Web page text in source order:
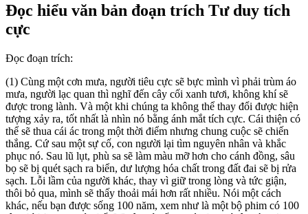
Đọc hiểu văn bản đoạn trích Tư duy tích
cực
Đọc đoạn trích:
(1) Cùng một cơn mưa, người tiêu cực sẽ bực mình vì phải trùm áo
mưa, người lạc quan thì nghĩ đến cây cối xanh tươi, không khí sẽ
được trong lành. Và một khi chúng ta không thể thay đổi được hiện
tượng xảy ra, tốt nhất là nhìn nó bằng ánh mắt tích cực. Cái thiện có
thể sẽ thua cái ác trong một thời điểm nhưng chung cuộc sẽ chiến
thắng. Cứ sau một sự cố, con người lại tìm nguyên nhân và khắc
phục nó. Sau lũ lụt, phù sa sẽ làm màu mỡ hơn cho cánh đồng, sâu
bọ sẽ bị quét sạch ra biển, dư lượng hóa chất trong đất đai sẽ bị rửa
sạch. Lỗi lầm của người khác, thay vì giữ trong lòng và tức giận,
thôi bỏ qua, mình sẽ thấy thoải mái hơn rất nhiều. Nói một cách
khác, nếu bạn được sống 100 năm, xem như là một bộ phim có 100